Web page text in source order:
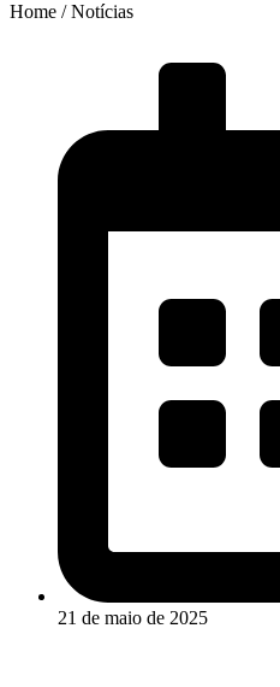
Home / Notícias
21 de maio de 2025